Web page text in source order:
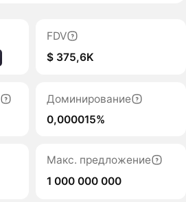
FDV
$ 375,6K
Доминирование
0,000015%
Макс. предложение
1 000 000 000